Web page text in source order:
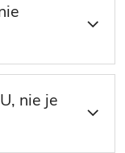
nie je